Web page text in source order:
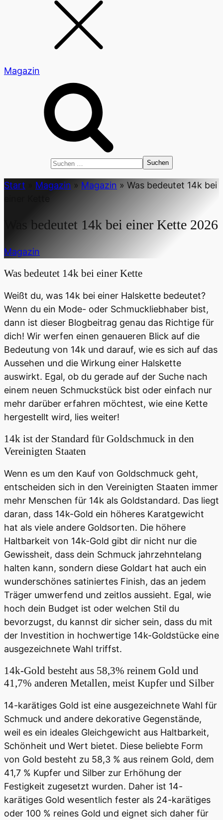
Magazin
Suchen
Start
Magazin » Magazin » Was bedeutet 14k bei
Was bedeutet 14k bei einer Kette 2026
Magazin
Was bedeutet 14k bei einer Kette
Weißt du, was 14k bei einer Halskette bedeutet?
Wenn du ein Mode- oder Schmuckliebhaber bist,
dann ist dieser Blogbeitrag genau das Richtige für
dich! Wir werfen einen genaueren Blick auf die
Bedeutung von 14k und darauf, wie es sich auf das
Aussehen und die Wirkung einer Halskette
auswirkt. Egal, ob du gerade auf der Suche nach
einem neuen Schmuckstück bist oder einfach nur
mehr darüber erfahren möchtest, wie eine Kette
hergestellt wird, lies weiter!
14k ist der Standard für Goldschmuck in den
Vereinigten Staaten
Wenn es um den Kauf von Goldschmuck geht,
entscheiden sich in den Vereinigten Staaten immer
mehr Menschen für 14k als Goldstandard. Das liegt
daran, dass 14k-Gold ein höheres Karatgewicht
hat als viele andere Goldsorten. Die höhere
Haltbarkeit von 14k-Gold gibt dir nicht nur die
Gewissheit, dass dein Schmuck jahrzehntelang
halten kann, sondern diese Goldart hat auch ein
wunderschönes satiniertes Finish, das an jedem
Träger umwerfend und zeitlos aussieht. Egal, wie
hoch dein Budget ist oder welchen Stil du
bevorzugst, du kannst dir sicher sein, dass du mit
der Investition in hochwertige 14k-Goldstücke eine
ausgezeichnete Wahl triffst.
14k-Gold besteht aus 58,3% reinem Gold und
41,7% anderen Metallen, meist Kupfer und Silber
14-karätiges Gold ist eine ausgezeichnete Wahl für
Schmuck und andere dekorative Gegenstände,
weil es ein ideales Gleichgewicht aus Haltbarkeit,
Schönheit und Wert bietet. Diese beliebte Form
von Gold besteht zu 58,3 % aus reinem Gold, dem
41,7 % Kupfer und Silber zur Erhöhung der
Festigkeit zugesetzt wurden. Daher ist 14-
karätiges Gold wesentlich fester als 24-karätiges
oder 100 % reines Gold und eignet sich daher für